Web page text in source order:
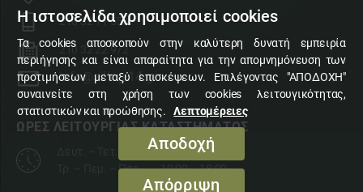
210 32 11 553
210 32 22 972
info@sillogi14.gr
ΩΡΕΣ ΛΕΙΤΟΥΡΓΙΑΣ ΚΑΤΑΣΤΗΜΑΤΟΣ
Δευτ. – Τετ. – Σάβ.
10:00 – 15:00
Τρ. – Πεμ. – Παρ.
10:00 – 18:00
Η ιστοσελίδα χρησιμοποιεί cookies
Τα cookies αποσκοπούν στην καλύτερη δυνατή εμπειρία
περιήγησης και είναι απαραίτητα για την απομνημόνευση των
προτιμήσεων μεταξύ επισκέψεων. Επιλέγοντας "ΑΠΟΔΟΧΗ"
συναινείτε στη χρήση των cookies λειτουγικότητας,
στατιστικών και προώθησης.
Λεπτομέρειες
Αποδοχή
Απόρριψη